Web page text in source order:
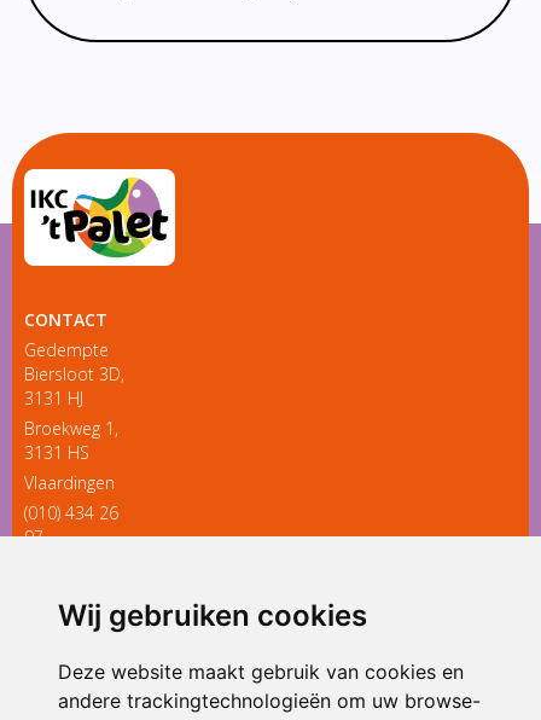
Wij gebruiken cookies
Deze website maakt gebruik van cookies en
andere trackingtechnologieën om uw browse-
CONTACT
Gedempte
Biersloot 3D,
3131 HJ
Broekweg 1,
3131 HS
Vlaardingen
(010) 434 26
97
ONDERDEEL VAN